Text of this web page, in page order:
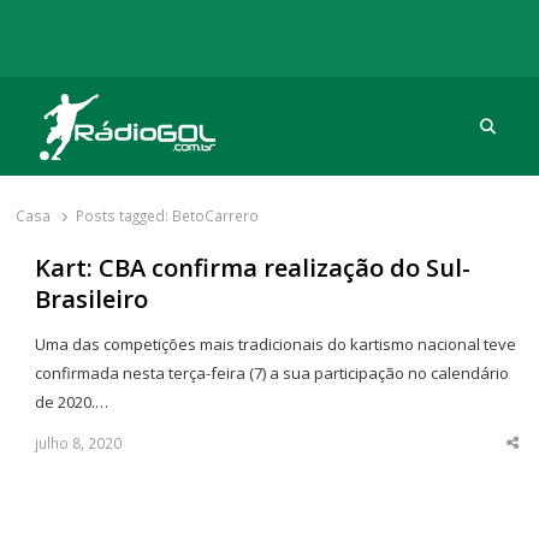
Rádio Gol
Há mais de 20 anos com as melhores coberturas
Casa Posts tagged: BetoCarrero
Kart: CBA confirma realização do Sul-
Brasileiro
Uma das competições mais tradicionais do kartismo nacional teve
confirmada nesta terça-feira (7) a sua participação no calendário
de 2020.…
julho 8, 2020